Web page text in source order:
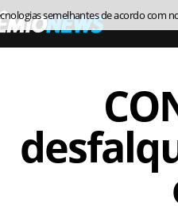
semelhantes de acordo com